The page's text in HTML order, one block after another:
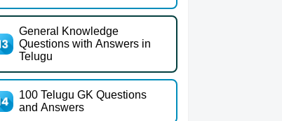
General Knowledge
Questions with Answers in
Telugu
100 Telugu GK Questions
and Answers